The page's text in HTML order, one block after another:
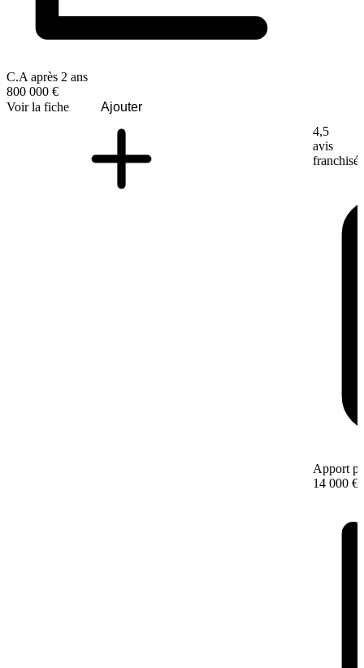
C.A après 2 ans
800 000 €
Voir la fiche
Ajouter
4,5
avis
franchisé
Apport
14 000 €